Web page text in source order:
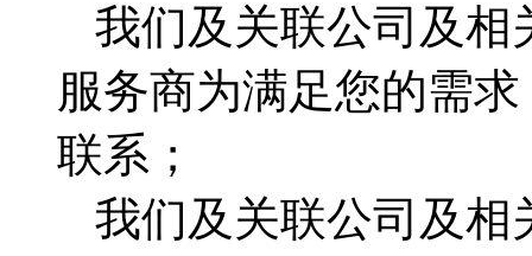
我们及关联公司及相
服务商为满足您的需
联系；
我们及关联公司及相